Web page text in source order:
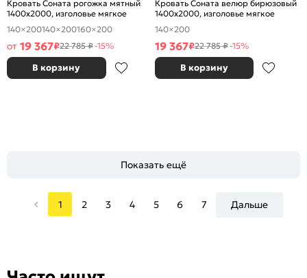
Кровать Соната рогожка мятный
1400x2000, изголовье мягкое
140×200140×200160×200
от 19 367₽22 785 ₽-15%
В корзину
Кровать Соната велюр бирюзовый
1400x2000, изголовье мягкое
140×200
19 367₽22 785 ₽-15%
В корзину
Показать ещё
1 2 3 4 5 6 7 Дальше